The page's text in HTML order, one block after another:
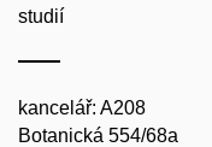
studií
kancelář: A208
Botanická 554/68a